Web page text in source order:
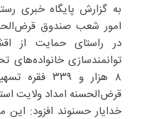
به گزارش پایگاه خبری
امور شعب صندوق
در راستای حمایت از
توانمندسازی خانواده‌های
۸ هزار و
قرض‌الحسنه امداد ولایت